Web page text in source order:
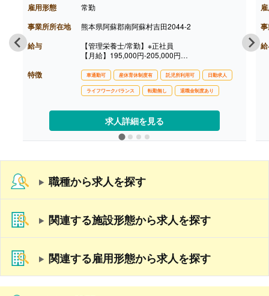
雇用形態 常勤
事業所所在地 熊本県阿蘇郡南阿蘇村吉田2044-2
給与
【管理栄養士/常勤】※正社員
【月給】195,000円-205,000円
・基本給 150,000円-160,000円
・特別手当 20,000円
・職務手当 25,000円
［その他手当］
・皆勤手当 6,000円/月
【賞与】年2回（計3.30ヶ月分）※前年度実績
【通勤手当】あり（上限20,000円/月）
【退職金】あり※勤続3年以上
特徴 車通勤可 産休育休制度有 託児所利用可 日勤求人
ライフワークバランス 転勤無し 退職金制度あり
求人詳細を見る
職種から求人を探す
関連する施設形態から求人を探す
関連する雇用形態から求人を探す